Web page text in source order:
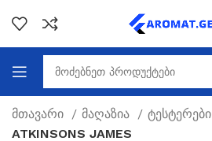
მთავარი მაღაზია
ტესტერები
ATKINSONS JAMES